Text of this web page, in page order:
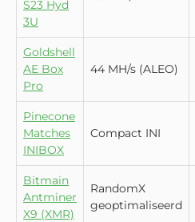
S23 Hyd
3U
Goldshell
AE Box
Pro
44 MH/s (ALEO)
Pinecone
Matches
INIBOX
Compact INI
Bitmain
Antminer
X9 (XMR)
RandomX
geoptimaliseerd